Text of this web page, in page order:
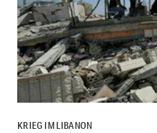
KRIEG IM LIBANON